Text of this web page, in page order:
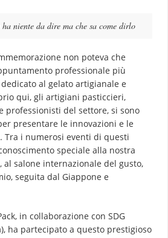
niente da dire ma che sa come dirlo
non poteva che
professionale più
al gelato artigianale e
qui, gli artigiani pasticcieri,
professionisti del settore, si sono
presentare le innovazioni e le
Tra i numerosi eventi di questi
speciale alla nostra
al salone internazionale del gusto,
seguita dal Giappone e
in collaborazione con SDG
ha partecipato a questo prestigioso